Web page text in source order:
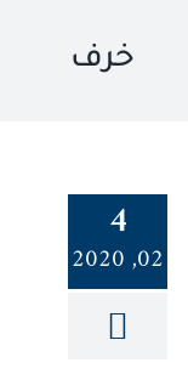
خرف
4
02, 2020